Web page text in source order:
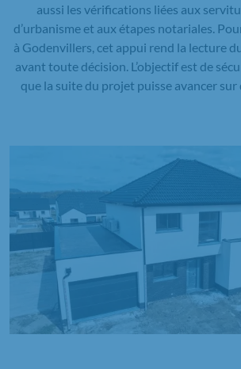
aussi les vérifications liées aux
d’urbanisme et aux étapes notariales.
à Godenvillers, cet appui rend la lecture
avant toute décision. L’objectif est de
que la suite du projet puisse avancer sur